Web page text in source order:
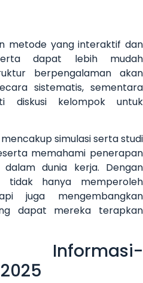
metode yang interaktif dan
dapat lebih mudah
berpengalaman akan
sistematis, sementara
diskusi kelompok untuk
simulasi serta studi
memahami penerapan
dunia kerja. Dengan
tidak hanya memperoleh
juga mengembangkan
dapat mereka terapkan